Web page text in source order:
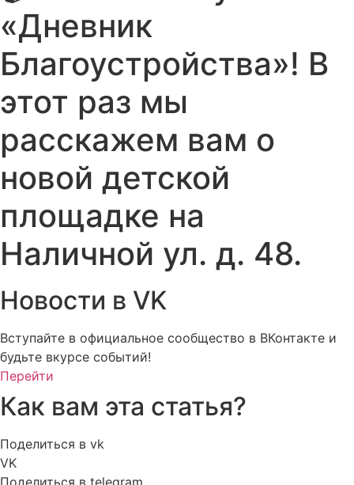
«Дневник
Благоустройства»! В
этот раз мы
расскажем вам о
новой детской
площадке на
Наличной ул. д. 48.
Новости в VK
Вступайте в официальное сообщество в ВКонтакте и
будьте вкурсе событий!
Перейти
Как вам эта статья?
Поделиться в vk
VK
Поделиться в telegram